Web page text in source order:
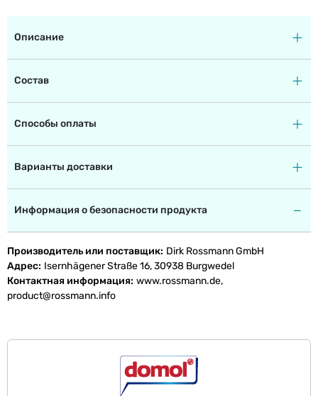
Описание
Состав
Способы оплаты
Варианты доставки
Информация о безопасности продукта
Производитель или поставщик Dirk Rossmann GmbH
Адрес Isernhägener Straße 16, 30938 Burgwedel
Контактная информация www.rossmann.de,
product@rossmann.info